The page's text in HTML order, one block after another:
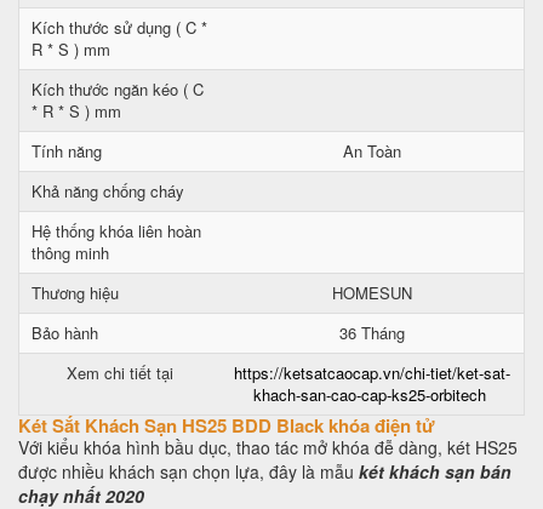
Kích thước sử dụng ( C *
R * S ) mm
Kích thước ngăn kéo ( C
* R * S ) mm
Tính năng
An Toàn
Khả năng chống cháy
Hệ thống khóa liên hoàn
thông minh
Thương hiệu
HOMESUN
Bảo hành
36 Tháng
Xem chi tiết tại
https://ketsatcaocap.vn/chi-tiet/ket-sat-
khach-san-cao-cap-ks25-orbitech
Két Sắt Khách Sạn HS25 BDD Black khóa điện tử
Với kiểu khóa hình bầu dục, thao tác mở khóa đễ dàng, két HS25
được nhiều khách sạn chọn lựa, đây là mẫu két khách sạn bán
chạy nhất 2020